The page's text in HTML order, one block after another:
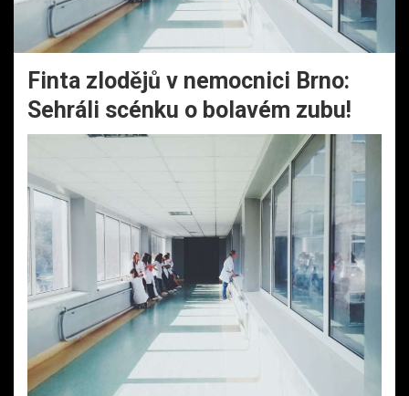
Finta zlodějů v nemocnici Brno:
Sehráli scénku o bolavém zubu!